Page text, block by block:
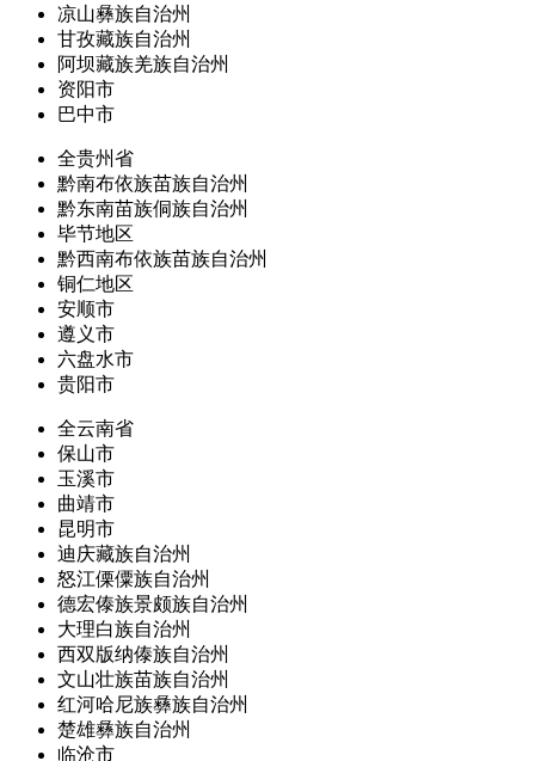
凉山彝族自治州
甘孜藏族自治州
阿坝藏族羌族自治州
资阳市
巴中市
全贵州省
黔南布依族苗族自治州
黔东南苗族侗族自治州
毕节地区
黔西南布依族苗族自治州
铜仁地区
安顺市
遵义市
六盘水市
贵阳市
全云南省
保山市
玉溪市
曲靖市
昆明市
迪庆藏族自治州
怒江傈僳族自治州
德宏傣族景颇族自治州
大理白族自治州
西双版纳傣族自治州
文山壮族苗族自治州
红河哈尼族彝族自治州
楚雄彝族自治州
临沧市